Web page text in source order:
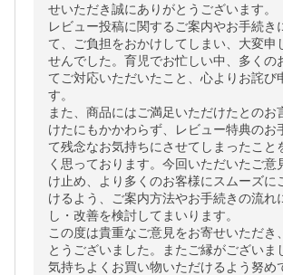
せいただき誠にありがとうございます。
レビュー投稿に関するご案内やお手続き
て、ご負担をおかけしてしまい、大変申
せんでした。育児でお忙しい中、多くの
てご対応いただいたこと、心よりお詫び
す。
また、商品にはご満足いただけたとのお
けたにもかかわらず、レビュー特典のお
て残念なお気持ちにさせてしまったこと
く思っております。今回いただいたご意
け止め、より多くのお客様にスムーズに
けるよう、ご案内方法やお手続きの流れ
し・改善を検討してまいります。
この度は貴重なご意見をお寄せいただき
とうございました。またご縁がございま
気持ちよくお買い物いただけるよう努め